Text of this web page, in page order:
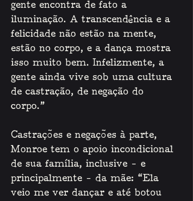
gente encontra de fato a
iluminação. A transcendência e a
felicidade não estão na mente,
estão no corpo, e a dança mostra
isso muito bem. Infelizmente, a
gente ainda vive sob uma cultura
de castração, de negação do
corpo.”
Castrações e negações à parte,
Monroe tem o apoio incondicional
de sua família, inclusive – e
principalmente – da mãe: “Ela
veio me ver dançar e até botou